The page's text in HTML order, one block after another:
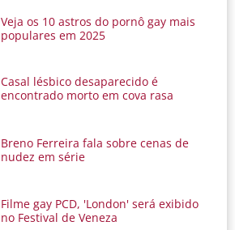
Veja os 10 astros do pornô gay mais
populares em 2025
Casal lésbico desaparecido é
encontrado morto em cova rasa
Breno Ferreira fala sobre cenas de
nudez em série
Filme gay PCD, 'London' será exibido
no Festival de Veneza